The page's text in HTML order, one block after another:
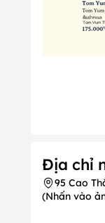
Địa chỉ
95 Cao
(Nhấn vào